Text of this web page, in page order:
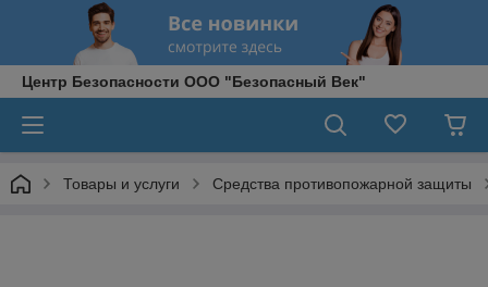
Центр Безопасности ООО "Безопасный Век"
Товары и услуги Средства противопожарной защиты